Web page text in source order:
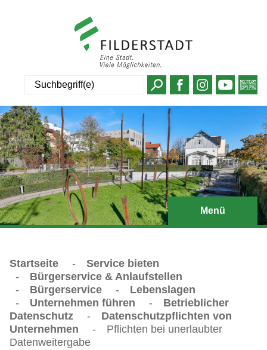
Menü
Startseite -
Service bieten
-
Bürgerservice & Anlaufstellen
-
Bürgerservice -
Lebenslagen
-
Unternehmen führen -
Betrieblicher
Datenschutz
-
Datenschutzpflichten von
Unternehmen
-
Pflichten bei unerlaubter
Datenweitergabe